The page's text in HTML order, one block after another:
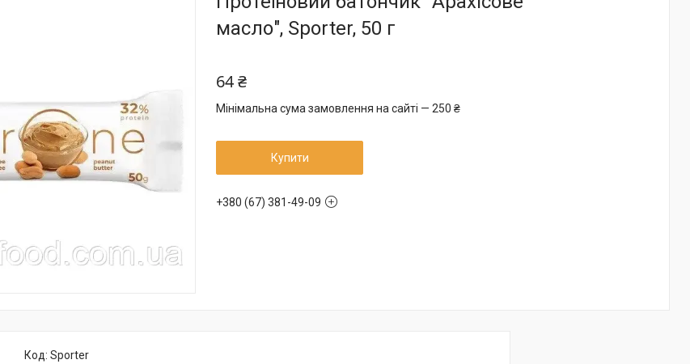
масло", Sporter, 50 г
64 ₴
Мінімальна сума замовлення на сайті — 250 ₴
Купити
+380 (67) 381-49-09
Код: Sporter